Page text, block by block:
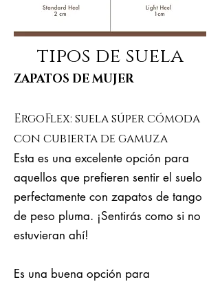
tipos de suela
ZAPATOS DE MUJER
ErgoFlex: suela súper cómoda
con cubierta de gamuza
Esta es una excelente opción para
aquellos que prefieren sentir el suelo
perfectamente con zapatos de tango
de peso pluma. ¡Sentirás como si no
estuvieran ahí!
Es una buena opción para